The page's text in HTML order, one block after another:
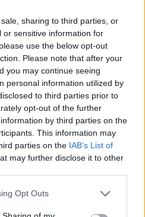
sharing to third parties, or
or sensitive information for
use the below opt-out
Please note that after your
you may continue seeing
personal information utilized by
to third parties prior to
opt-out of the further
by third parties on the
This information may
parties on the IAB’s List of
may further disclose it to other
app uses one or more Google
Opt Outs
is. A kezdetleges
mellett élése az
folyamatára is